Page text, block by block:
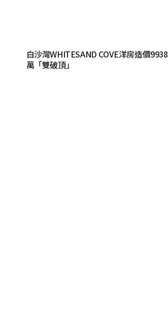
白沙灣WHITESAND COVE洋房造價9938
萬「雙破頂」